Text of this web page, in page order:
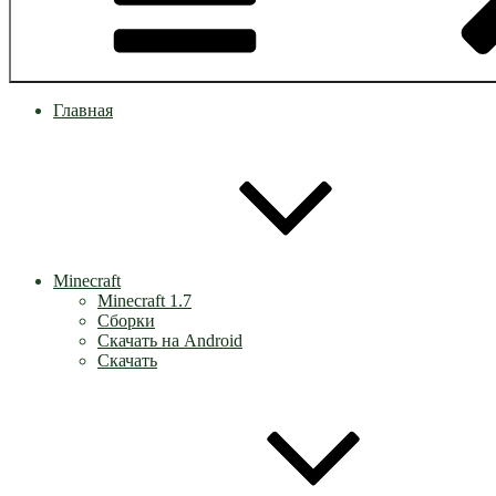
Главная
Minecraft
Minecraft 1.7
Сборки
Скачать на Android
Скачать